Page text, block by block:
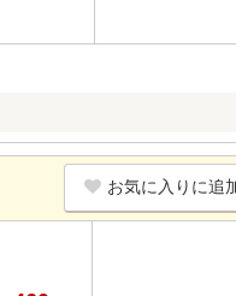
お気に入りに追